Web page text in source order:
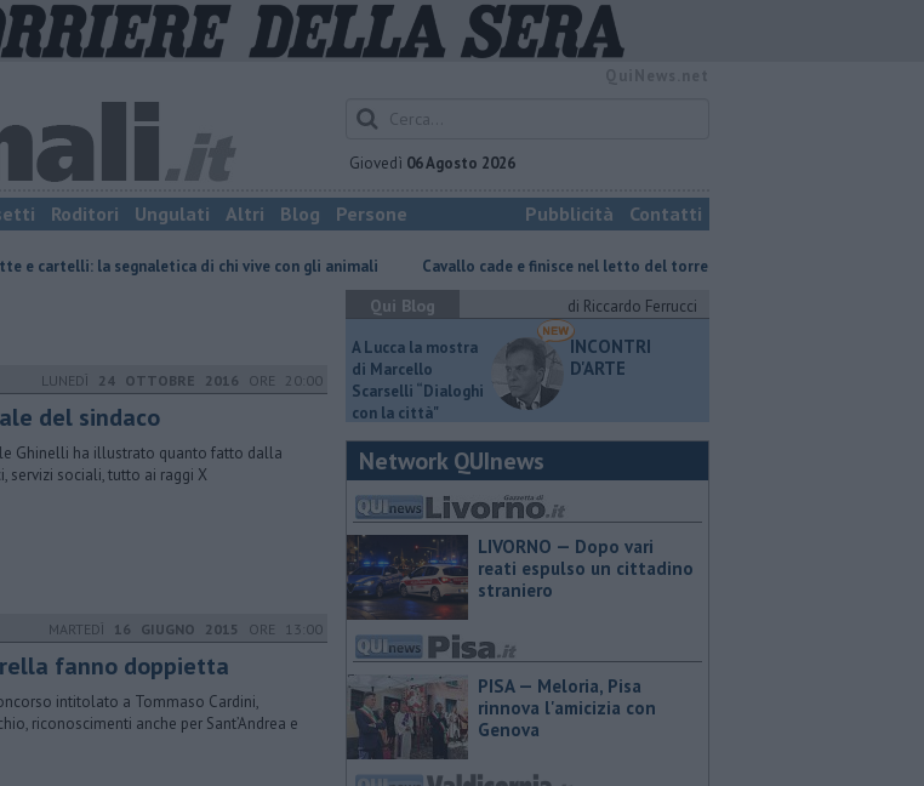
Giovedì 06 Agosto 2026
Roditori Ungulati Altri Blog Persone Pubblicità Contatti
di chi vive con gli animali Cavallo cade e finisce nel letto del torrente Cane carlino precipita in un pozzo
LUNEDÌ 24 OTTOBRE 2016 ORE 20:00
del sindaco
Ghinelli ha illustrato quanto fatto dalla
servizi sociali, tutto ai raggi X
MARTEDÌ 16 GIUGNO 2015 ORE 13:00
fanno doppietta
intitolato a Tommaso Cardini,
riconoscimenti anche per Sant’Andrea e
Qui Blog
di Riccardo Ferrucci
A Lucca la mostra
di Marcello
Scarselli “Dialoghi
con la città"
INCONTRI
D'ARTE
Network QUInews
LIVORNO — Dopo vari
reati espulso un cittadino
straniero
PISA — Meloria, Pisa
rinnova l'amicizia con
Genova